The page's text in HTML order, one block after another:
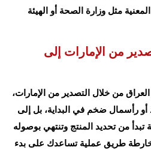
مثل وزارة الصحة أو الهيئة
من الإمارات إلى
من خلال التصدير من الإمارات،
أو رأسمال ضخم في البداية، بل إلى
من تحديد المنتج وتنتهي بوصوله
طريق عملية تساعدك على بدء